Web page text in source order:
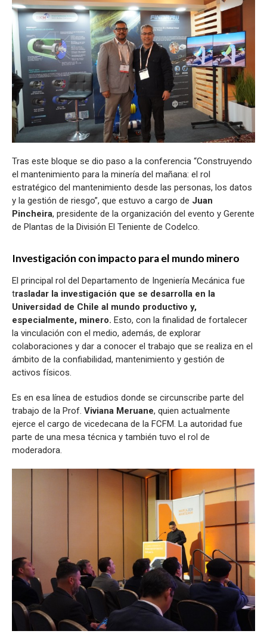
Tras este bloque se dio paso a la conferencia “Construyendo
el mantenimiento para la minería del mañana: el rol
estratégico del mantenimiento desde las personas, los datos
y la gestión de riesgo”, que estuvo a cargo de Juan
Pincheira, presidente de la organización del evento y Gerente
de Plantas de la División El Teniente de Codelco.
Investigación con impacto para el mundo minero
El principal rol del Departamento de Ingeniería Mecánica fue
trasladar la investigación que se desarrolla en la
Universidad de Chile al mundo productivo y,
especialmente, minero. Esto, con la finalidad de fortalecer
la vinculación con el medio, además, de explorar
colaboraciones y dar a conocer el trabajo que se realiza en el
ámbito de la confiabilidad, mantenimiento y gestión de
activos físicos.
Es en esa línea de estudios donde se circunscribe parte del
trabajo de la Prof. Viviana Meruane, quien actualmente
ejerce el cargo de vicedecana de la FCFM. La autoridad fue
parte de una mesa técnica y también tuvo el rol de
moderadora.